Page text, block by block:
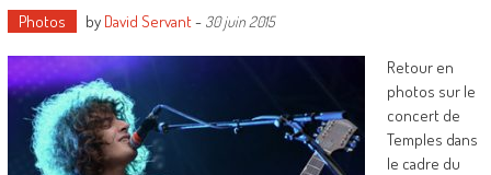
Photos by David Servant- 30 juin 2015
Retour en
photos sur le
concert de
Temples dans
le cadre du